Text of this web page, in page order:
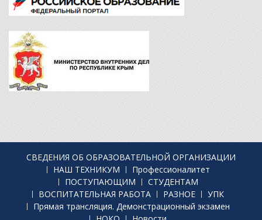
СВЕДЕНИЯ ОБ ОБРАЗОВАТЕЛЬНОЙ ОРГАНИЗАЦИИ
НАШ ТЕХНИКУМ
Профессионалитет
ПОСТУПАЮЩИМ
СТУДЕНТАМ
ВОСПИТАТЕЛЬНАЯ РАБОТА
РАЗНОЕ
УПК
Прямая трансляция. Демонстрационный экзамен